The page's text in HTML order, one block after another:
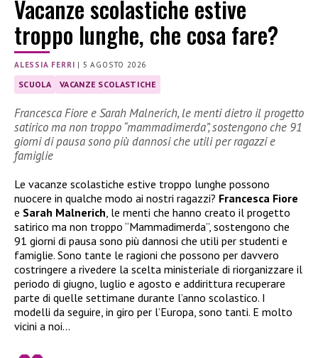
Vacanze scolastiche estive
troppo lunghe, che cosa fare?
ALESSIA FERRI | 5 AGOSTO 2026
SCUOLA VACANZE SCOLASTICHE
Francesca Fiore e Sarah Malnerich, le menti dietro il progetto
satirico ma non troppo “mammadimerda”, sostengono che 91
giorni di pausa sono più dannosi che utili per ragazzi e
famiglie
Le vacanze scolastiche estive troppo lunghe possono
nuocere in qualche modo ai nostri ragazzi? Francesca Fiore
e Sarah Malnerich , le menti che hanno creato il progetto
satirico ma non troppo “Mammadimerda”, sostengono che
91 giorni di pausa sono più dannosi che utili per studenti e
famiglie. Sono tante le ragioni che possono per davvero
costringere a rivedere la scelta ministeriale di riorganizzare il
periodo di giugno, luglio e agosto e addirittura recuperare
parte di quelle settimane durante l’anno scolastico. I
modelli da seguire, in giro per l’Europa, sono tanti. E molto
vicini a noi…